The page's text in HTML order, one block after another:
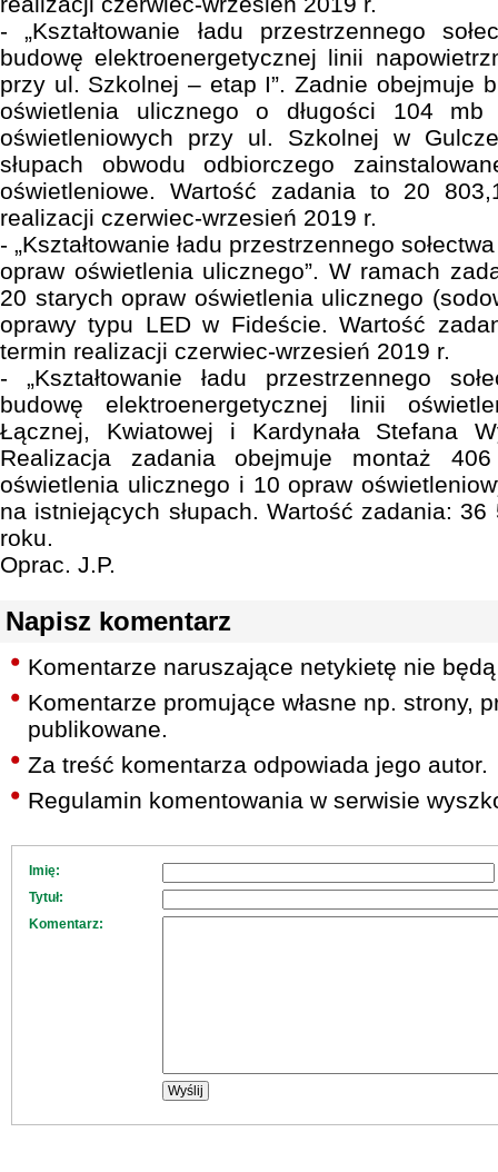
- „Kształtowanie ładu przestrzennego
budowę elektroenergetycznej linii
przy ul. Szkolnej – etap I”. Zadnie obejmuje
oświetlenia ulicznego o długości 104
oświetleniowych przy ul. Szkolnej w
słupach obwodu odbiorczego
oświetleniowe. Wartość zadania to 20
realizacji czerwiec-wrzesień 2019 r.
- „Kształtowanie ładu przestrzennego
opraw oświetlenia ulicznego”. W ramach
20 starych opraw oświetlenia ulicznego
oprawy typu LED w Fideście. Wartość
termin realizacji czerwiec-wrzesień 2019 r.
- „Kształtowanie ładu przestrzennego
budowę elektroenergetycznej linii
Łącznej, Kwiatowej i Kardynała Stefana
Realizacja zadania obejmuje montaż
oświetlenia ulicznego i 10 opraw
na istniejących słupach. Wartość zadania:
roku.
Oprac. J.P.
Napisz komentarz
Komentarze naruszające netykietę nie
Komentarze promujące własne np. strony,
publikowane.
Za treść komentarza odpowiada jego autor.
Regulamin komentowania w serwisie
Imię:
Tytuł:
Komentarz: